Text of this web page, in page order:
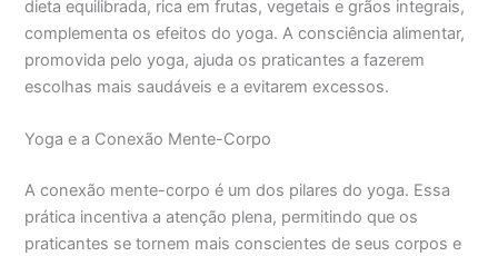
dieta equilibrada, rica em frutas, vegetais e grãos integrais,
complementa os efeitos do yoga. A consciência alimentar,
promovida pelo yoga, ajuda os praticantes a fazerem
escolhas mais saudáveis e a evitarem excessos.
Yoga e a Conexão Mente-Corpo
A conexão mente-corpo é um dos pilares do yoga. Essa
prática incentiva a atenção plena, permitindo que os
praticantes se tornem mais conscientes de seus corpos e